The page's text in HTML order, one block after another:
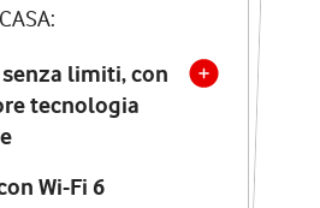
limiti, con
tecnologia
Wi-Fi 6
TUA CASA:
senza limiti, con
migliore tecnologia
Seven con Wi-Fi 7
illimitate verso
fissi e mobili